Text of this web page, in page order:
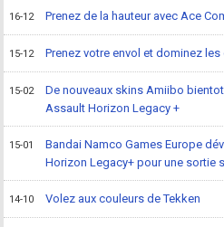
16-12 Prenez de la hauteur avec Ace
15-12 Prenez votre envol et dominez
15-02
De nouveaux skins Amiibo
Assault Horizon Legacy +
15-01
Bandai Namco Games Europe
Horizon Legacy+ pour une sortie
14-10 Volez aux couleurs de Tekken